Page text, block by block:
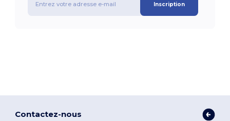
Inscription
Contactez-nous